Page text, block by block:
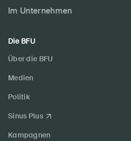
Im Unternehmen
Die BFU
Über die BFU
Medien
Politik
Sinus Plus
Kampagnen